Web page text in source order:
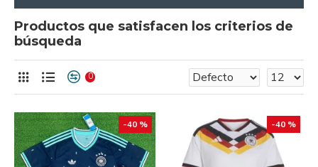
Productos que satisfacen los criterios de
búsqueda
0
-40 % -40 %